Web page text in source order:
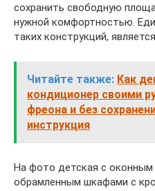
сохранить свободную
нужной комфортностью.
таких конструкций,
Читайте также: Как
кондиционер своими
фреона и без
инструкция
На фото детская с оконным
обрамленным шкафами с